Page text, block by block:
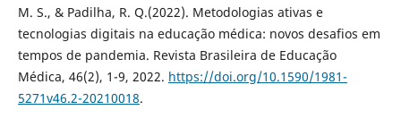
M. S., & Padilha, R. Q.(2022). Metodologias ativas e
tecnologias digitais na educação médica: novos desafios em
tempos de pandemia. Revista Brasileira de Educação
Médica, 46(2), 1-9, 2022. https://doi.org/10.1590/1981-
5271v46.2-20210018.